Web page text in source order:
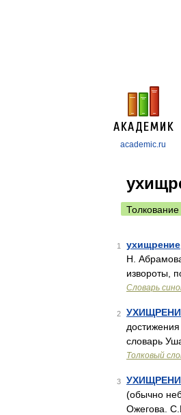
academic.ru
Толкование
1 ухищрение
Н.
извороты,
Словарь
2
словарь
Толковый
3
(обычно
Ожегова.